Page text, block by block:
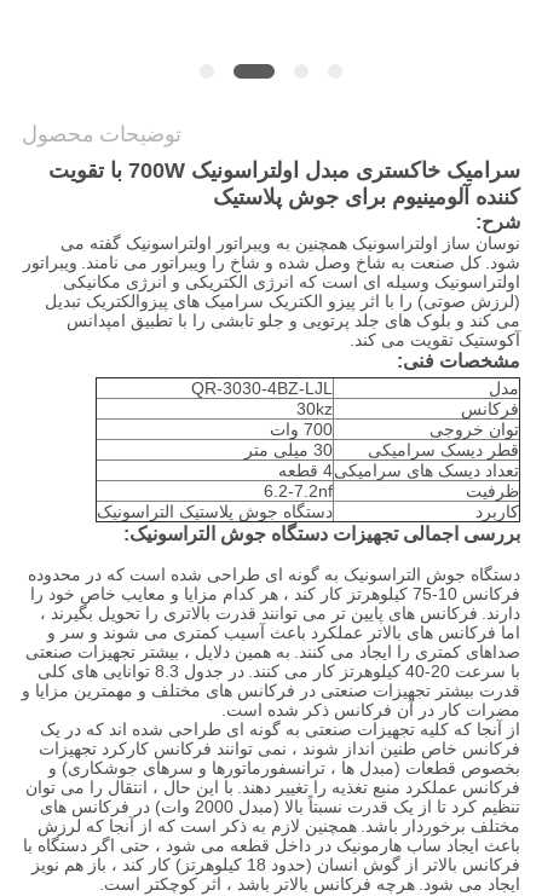
توضیحات محصول
سرامیک خاکستری مبدل اولتراسونیک 700W با تقویت
کننده آلومینیوم برای جوش پلاستیک
شرح:
نوسان ساز اولتراسونیک همچنین به ویبراتور اولتراسونیک گفته می
شود. کل صنعت به شاخ وصل شده و شاخ را ویبراتور می نامند. ویبراتور
اولتراسونیک وسیله ای است که انرژی الکتریکی و انرژی مکانیکی
(لرزش صوتی) را با اثر پیزو الکتریک سرامیک های پیزوالکتریک تبدیل
می کند و بلوک های جلد پرتویی و جلو تابشی را با تطبیق امپدانس
آکوستیک تقویت می کند.
مشخصات فنی:
مدل
QR-3030-4BZ-LJL
فرکانس
30kz
توان خروجی
700 وات
قطر دیسک سرامیکی
30 میلی متر
تعداد دیسک های سرامیکی4 قطعه
ظرفیت
6.2-7.2nf
کاربرد
دستگاه جوش پلاستیک التراسونیک
بررسی اجمالی تجهیزات دستگاه جوش التراسونیک:
دستگاه جوش التراسونیک به گونه ای طراحی شده است که در محدوده
فرکانس 10-75 کیلوهرتز کار کند ، هر کدام مزایا و معایب خاص خود را
دارند. فرکانس های پایین تر می توانند قدرت بالاتری را تحویل بگیرند ،
اما فرکانس های بالاتر عملکرد باعث آسیب کمتری می شوند و سر و
صداهای کمتری را ایجاد می کنند. به همین دلایل ، بیشتر تجهیزات صنعتی
با سرعت 20-40 کیلوهرتز کار می کنند.
در جدول 8.3 توانایی های کلی
قدرت بیشتر تجهیزات صنعتی در فرکانس های مختلف و مهمترین مزایا و
مضرات کار در آن فرکانس ذکر شده است.
از آنجا که کلیه تجهیزات صنعتی به گونه ای طراحی شده اند که در یک
فرکانس خاص طنین انداز شوند ، نمی توانند فرکانس کارکرد تجهیزات
بخصوص قطعات (مبدل ها ، ترانسفورماتورها و سرهای جوشکاری) و
فرکانس عملکرد منبع تغذیه را تغییر دهند. با این حال ، انتقال را می توان
تنظیم کرد تا از یک قدرت نسبتاً بالا (مبدل 2000 وات) در فرکانس های
مختلف برخوردار باشد. همچنین لازم به ذکر است که از آنجا که لرزش
باعث ایجاد ساب هارمونیک در داخل قطعه می شود ، حتی اگر دستگاه با
فرکانس بالاتر از گوش انسان (حدود 18 کیلوهرتز) کار کند ، باز هم نویز
ایجاد می شود. هرچه فرکانس بالاتر باشد ، اثر کوچکتر است.